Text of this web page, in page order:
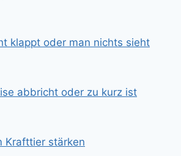
klappt oder man nichts sieht
abbricht oder zu kurz ist
Krafttier stärken